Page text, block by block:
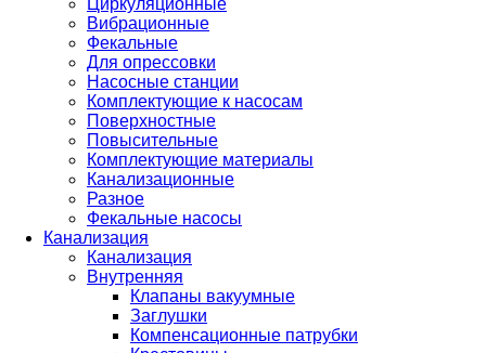
Циркуляционные
Вибрационные
Фекальные
Для опрессовки
Насосные станции
Комплектующие к насосам
Поверхностные
Повысительные
Комплектующие материалы
Канализационные
Разное
Фекальные насосы
Канализация
Канализация
Внутренняя
Клапаны вакуумные
Заглушки
Компенсационные патрубки